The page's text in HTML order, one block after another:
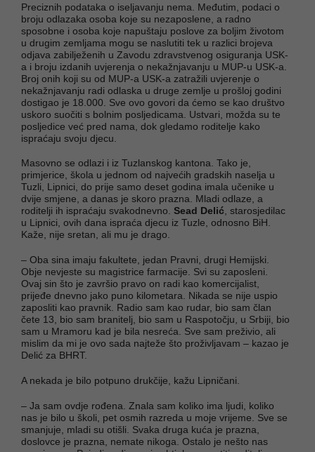
Preciznih podataka o iseljavanju nema. Međutim, podaci o
broju odlazaka osoba koje su nezaposlene, a radno
sposobne i osoba koje napuštaju poslove za boljim životom
u drugim zemljama mogu se naslutiti tek u razlici brojeva
odjava zabilježenih u Zavodu zdravstvenog osiguranja USK-
a i broju izdanih uvjerenja o nekažnjavanju u MUP-u USK-a.
Broj onih koji su od MUP-a USK-a zatražili uvjerenje o
nekažnjavanju radi odlaska u druge zemlje u prošloj godini
dostigao je 18.000. Sve ovo govori da ćemo se kao društvo
uskoro suočiti s bolnim posljedicama. Ustvari, možda su te
posljedice već pred nama, dok gledamo roditelje kako
ispraćaju svoju djecu.
Masovno se odlazi i iz Tuzlanskog kantona. Tako je,
primjerice, škola u jednom od najvećih gradskih naselja u
Tuzli, Lipnici, do prije samo deset godina imala učenike u
dvije smjene, a danas je skoro prazna. Mladi odlaze, a
roditelji ih ispraćaju svakodnevno. Sead Delić , starosjedilac
u Lipnici, ovih dana ispraća djecu iz Tuzle, odnosno BiH.
Kaže, nije sretan, ali mu je drago.
– Oba sina imaju fakultete, jedan Pravni, drugi Hemijski.
Obje nevjeste su magistrice farmacije. Svi su zaposleni.
Ovaj sin što je završio pravo on radi kao komercijalist,
prijeđe dnevno jako puno kilometara. Nikada se nije uspio
zaposliti kao pravnik. Radio sam kao rudar, bio sam član
čete 13, bio sam branitelj, bio sam u Raspotočju, u Srbiji, bio
sam u Mramoru kad je bila nesreća. Sve sam preživio, ali
mislim da mi je ovo sada najteže što proživljavam – kazao je
Delić za BHRT.
A nekada je bilo potpuno drukčije, kažu Lipničani.
– Ja sam ovdje rođena. Znala sam koliko ima ljudi, koliko
nas je bilo u školi, pet osmih razreda u moje vrijeme. Sve se
smanjuje, mladi su otišli. Svaka druga kuća je prazna,
doslovce je prazna, nemate nikoga. Ostalo je nešto nas